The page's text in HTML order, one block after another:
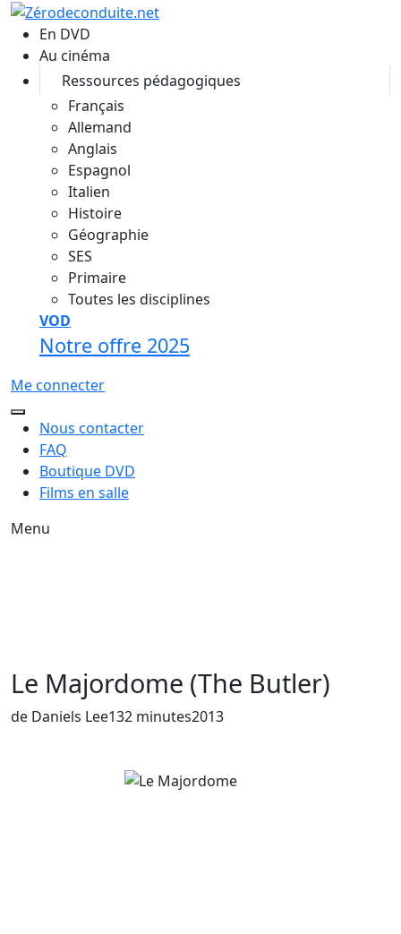
Aller au contenu principal
En DVD
Au cinéma
Ressources pédagogiques
Français
Allemand
Anglais
Espagnol
Italien
Histoire
Géographie
SES
Primaire
Toutes les disciplines
VOD
Notre offre 2025
Me connecter
Nous contacter
FAQ
Boutique DVD
Films en salle
Menu
Le Majordome (The Butler)
de Daniels Lee132 minutesAnnée de sortie du film
2013